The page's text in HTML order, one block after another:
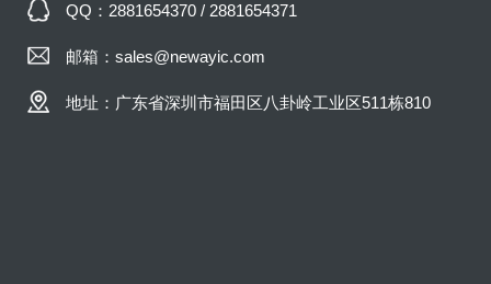
QQ：2881654370 / 2881654371
邮箱：sales@newayic.com
地址：广东省深圳市福田区八卦岭工业区511栋810